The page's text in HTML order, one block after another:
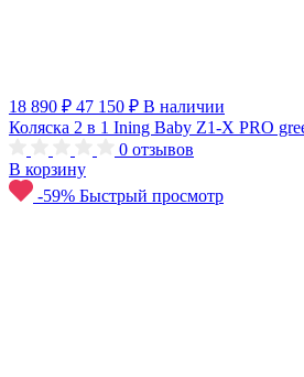
18 890 ₽ 47 150 ₽ В наличии
Коляска 2 в 1 Ining Baby Z1-X PRO
0 отзывов
В корзину
-59% Быстрый просмотр